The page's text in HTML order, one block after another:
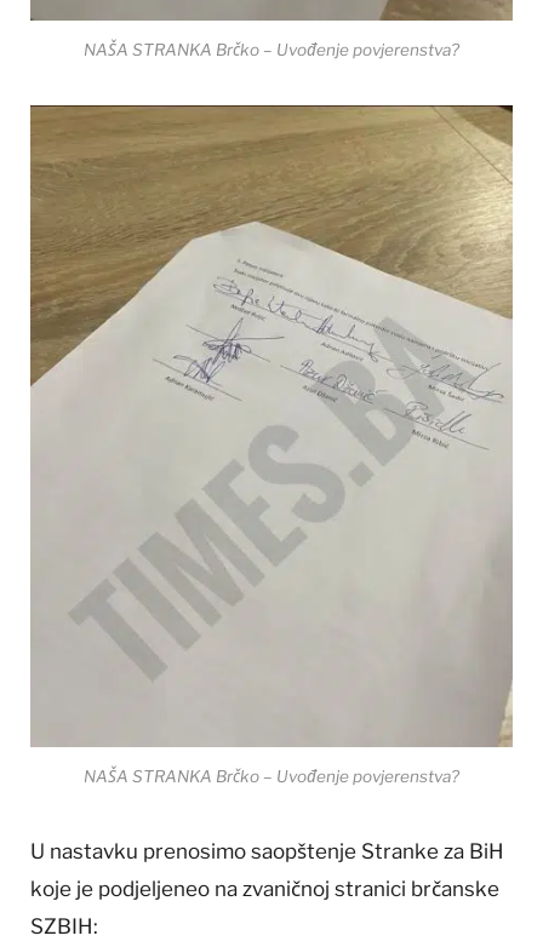
NAŠA STRANKA Brčko – Uvođenje povjerenstva?
NAŠA STRANKA Brčko – Uvođenje povjerenstva?
U nastavku prenosimo saopštenje Stranke za BiH
koje je podjeljeneo na zvaničnoj stranici brčanske
SZBIH: